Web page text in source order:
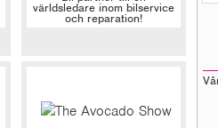
världsledare inom bilservice
och reparation!